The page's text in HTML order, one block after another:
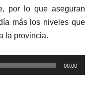
por lo que aseguran
más los niveles que
la provincia.
00:00